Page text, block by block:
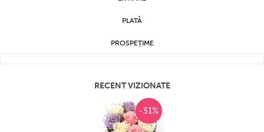
PLATĂ
PROSPEȚIME
RECENT VIZIONATE
-31%